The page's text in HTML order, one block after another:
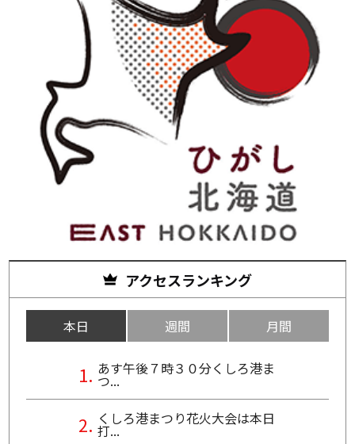
アクセスランキング
本日 週間 月間
あす午後７時３０分くしろ港ま
つ...
くしろ港まつり花火大会は本日
打...